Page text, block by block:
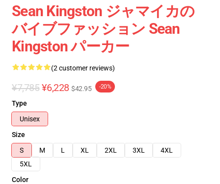
Sean Kingston ジャマイカの
バイブファッション Sean
Kingston パーカー
(2 customer reviews)
¥7,785 ¥6,228 $42.95 -20%
Type
Unisex
Size
S
M L XL 2XL 3XL
4XL
5XL
Color